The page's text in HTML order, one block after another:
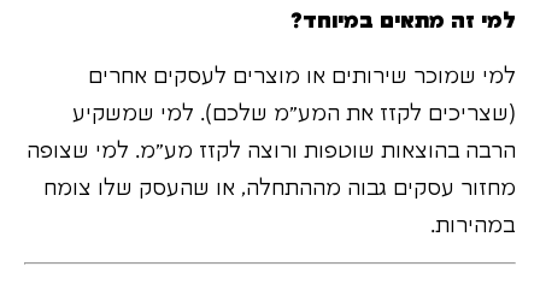
למי זה מתאים במיוחד?
למי שמוכר שירותים או מוצרים לעסקים אחרים
(שצריכים לקזז את המע"מ שלכם). למי שמשקיע
הרבה בהוצאות שוטפות ורוצה לקזז מע"מ. למי שצופה
מחזור עסקים גבוה מההתחלה, או שהעסק שלו צומח
במהירות.